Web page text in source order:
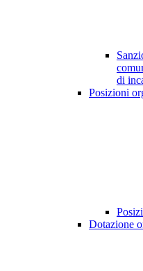
di
Posizioni
Dotazione